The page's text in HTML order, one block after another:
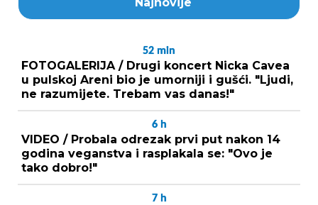
52 min
FOTOGALERIJA / Drugi koncert Nicka Cavea
u pulskoj Areni bio je umorniji i gušći. "Ljudi,
ne razumijete. Trebam vas danas!"
6 h
VIDEO / Probala odrezak prvi put nakon 14
godina veganstva i rasplakala se: "Ovo je
tako dobro!"
7 h